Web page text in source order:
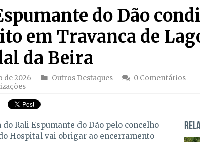
do Dão
em Travanca de
da Beira
de 2026 Outros Destaques
0 Comentários
do Rali Espumante do Dão pelo concelho
Hospital vai obrigar ao encerramento